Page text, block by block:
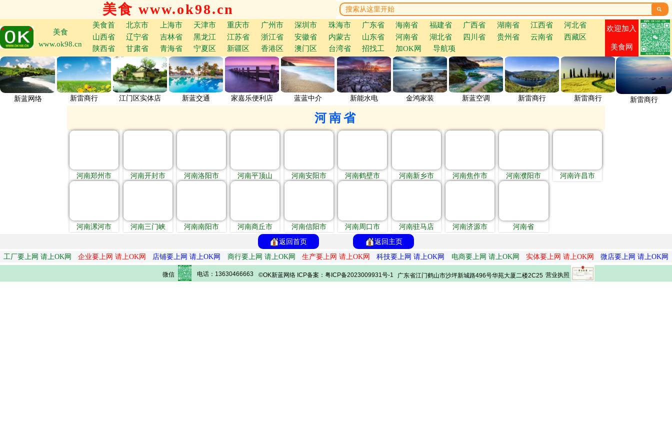
美食 www.ok98.cn 
美食
www.ok98.cn
美食首 北京市 上海市 天津市 重庆市 广州市 深圳市 珠海市 广东省 海南省 福建省 广西省 湖南省 江西省
河北省
山西省
辽宁省 吉林省 黑龙江 江苏省 浙江省 安徽省 内蒙古 山东省 河南省 湖北省 四川省 贵州省 云南省
西藏区
陕西省
甘肃省 青海省 宁夏区 新疆区 香港区 澳门区 台湾省 招找工 加OK网 导航项
欢迎加入
美食网
新蓝网络 新雷商行 江门区实体店 新蓝交通 家嘉乐便利店 蓝蓝中介 新能水电 金鸿家装 新蓝空调 新雷商行 新雷商行 新雷商行
河南省
河南郑州市 河南开封市 河南洛阳市 河南平顶山 河南安阳市 河南鹤壁市 河南新乡市 河南焦作市 河南濮阳市 河南许昌市
河南漯河市 河南三门峡 河南南阳市 河南商丘市 河南信阳市 河南周口市 河南驻马店 河南济源市
河南省
返回首页
返回主页
工厂要上网 请上OK网
企业要上网 请上OK网 店铺要上网 请上OK网 商行要上网 请上OK网 生产要上网 请上OK网 科技要上网 请上OK网 电商要上网 请上OK网 实体要上网 请上OK网 微店要上网 请上OK网
微信 电话：13630466663 ©OK新蓝网络 ICP备案：粤ICP备2023009931号-1 广东省江门鹤山市沙坪新城路496号华苑大厦二楼2C25 营业执照